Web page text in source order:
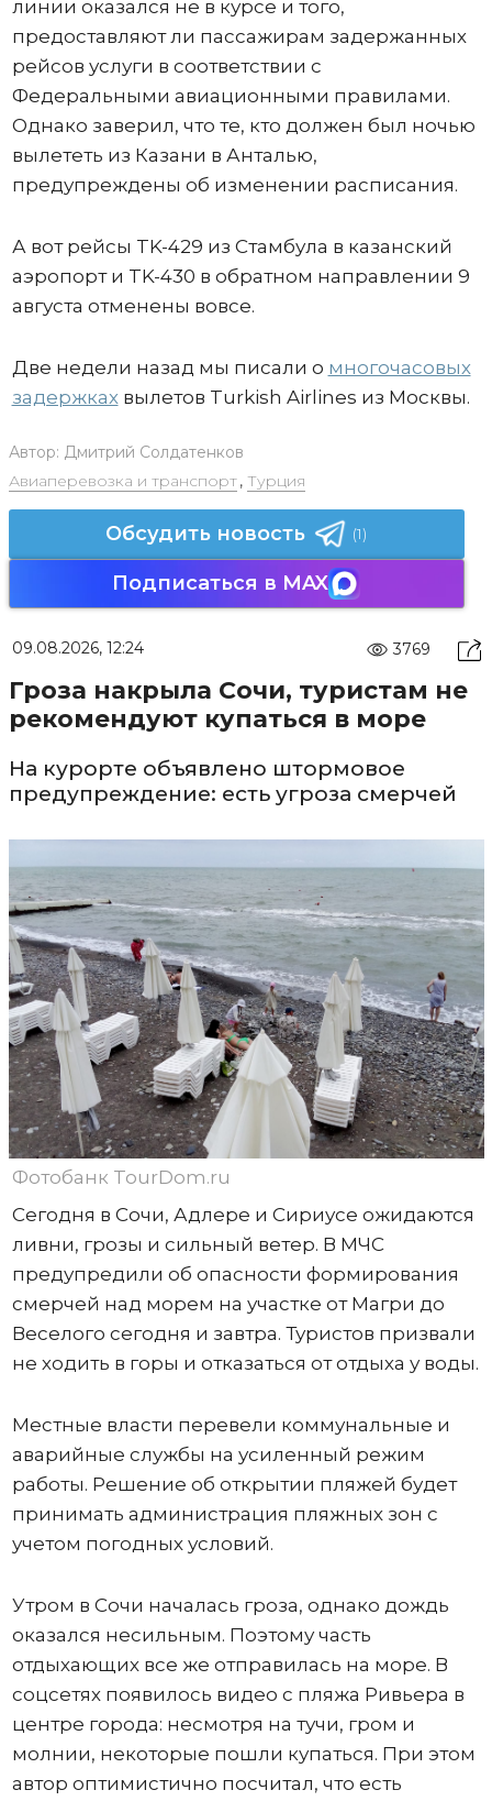
линии оказался не в курсе и того,
предоставляют ли пассажирам задержанных
рейсов услуги в соответствии с
Федеральными авиационными правилами.
Однако заверил, что те, кто должен был ночью
вылететь из Казани в Анталью,
предупреждены об изменении расписания.
А вот рейсы TK-429 из Стамбула в казанский
аэропорт и TK-430 в обратном направлении 9
августа отменены вовсе.
Две недели назад мы писали о многочасовых
задержкахвылетов Turkish Airlines из Москвы.
Автор: Дмитрий Солдатенков
Авиаперевозка и транспорт, Турция
Обсудить новость (1)
Подписаться в MAX
09.08.2026, 12:24 3769
Гроза накрыла Сочи, туристам не
рекомендуют купаться в море
На курорте объявлено штормовое
предупреждение: есть угроза смерчей
Фотобанк TourDom.ru
Сегодня в Сочи, Адлере и Сириусе ожидаются
ливни, грозы и сильный ветер. В МЧС
предупредили об опасности формирования
смерчей над морем на участке от Магри до
Веселого сегодня и завтра. Туристов призвали
не ходить в горы и отказаться от отдыха у воды.
Местные власти перевели коммунальные и
аварийные службы на усиленный режим
работы. Решение об открытии пляжей будет
принимать администрация пляжных зон с
учетом погодных условий.
Утром в Сочи началась гроза, однако дождь
оказался несильным. Поэтому часть
отдыхающих все же отправилась на море. В
соцсетях появилось видео с пляжа Ривьера в
центре города: несмотря на тучи, гром и
молнии, некоторые пошли купаться. При этом
автор оптимистично посчитал, что есть